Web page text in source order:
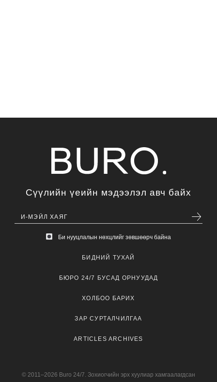
Сүүлийн үеийн мэдээлэл авч байх
Би нууцлалын нөхцлийг зөвшөөрч байна
БИДНИЙ ТУХАЙ
БЮРО 24/7 БУСАД ОРНУУДАД
ХОЛБОО БАРИХ
ЗАР СУРТАЛЧИЛГАА
ARTICLES ARCHIVES
© 2011–2026 Buro 24/7. Зохиогчийн эрх хуулиар хамгаалагдсан